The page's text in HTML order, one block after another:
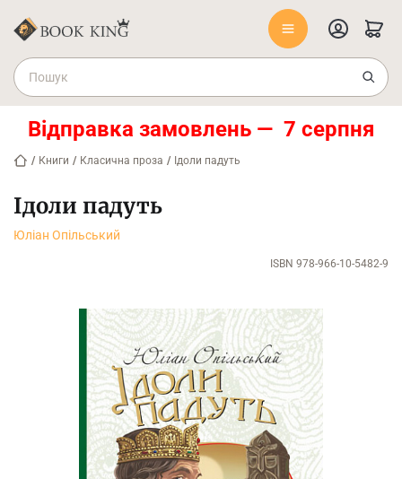
Відправка замовлень — 7 серпня
/ Книги / Класична проза / Ідоли падуть
Ідоли падуть
Юліан Опільський
ISBN 978-966-10-5482-9